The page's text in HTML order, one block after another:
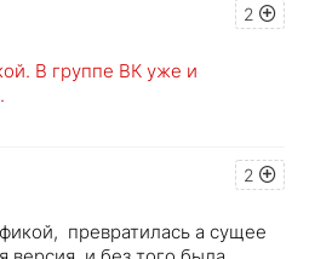
2
В группе ВК уже и
2
превратилась а сущее